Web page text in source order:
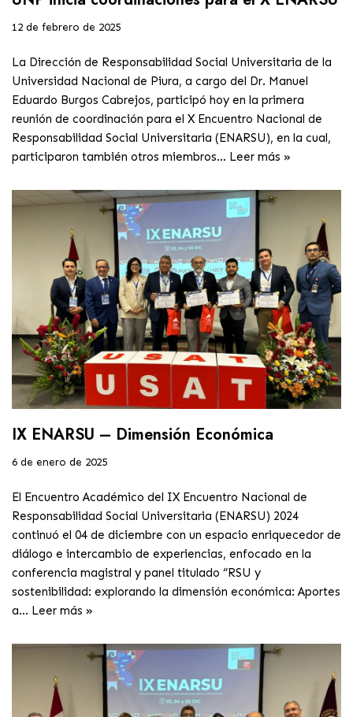
12 de febrero de 2025
La Dirección de Responsabilidad Social Universitaria de la
Universidad Nacional de Piura, a cargo del Dr. Manuel
Eduardo Burgos Cabrejos, participó hoy en la primera
reunión de coordinación para el X Encuentro Nacional de
Responsabilidad Social Universitaria (ENARSU), en la cual,
participaron también otros miembros… Leer más »
IX ENARSU – Dimensión Económica
6 de enero de 2025
El Encuentro Académico del IX Encuentro Nacional de
Responsabilidad Social Universitaria (ENARSU) 2024
continuó el 04 de diciembre con un espacio enriquecedor de
diálogo e intercambio de experiencias, enfocado en la
conferencia magistral y panel titulado “RSU y
sostenibilidad: explorando la dimensión económica: Aportes
a… Leer más »